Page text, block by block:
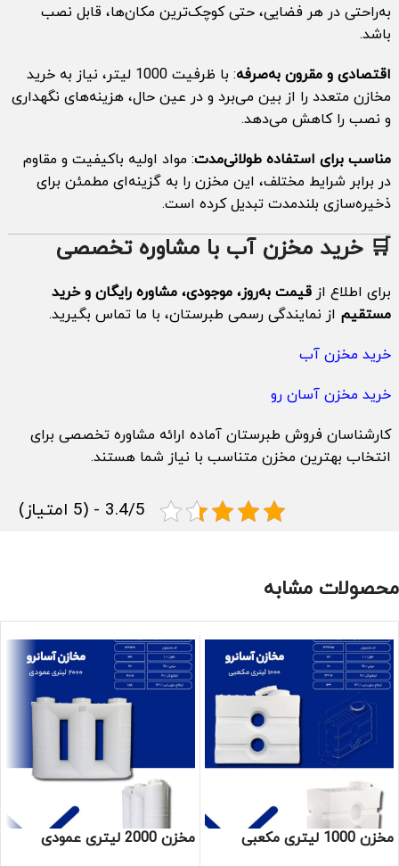
به‌راحتی در هر فضایی، حتی کوچک‌ترین مکان‌ها، قابل نصب
باشد.
اقتصادی و مقرون به‌صرفه
: با ظرفیت 1000 لیتر، نیاز به خرید
مخازن متعدد را از بین می‌برد و در عین حال، هزینه‌های نگهداری
و نصب را کاهش می‌دهد.
مناسب برای استفاده طولانی‌مدت: مواد اولیه باکیفیت و مقاوم
در برابر شرایط مختلف، این مخزن را به گزینه‌ای مطمئن برای
ذخیره‌سازی بلندمدت تبدیل کرده است.
🛒 خرید مخزن آب با مشاوره تخصصی
برای اطلاع از قیمت به‌روز، موجودی، مشاوره رایگان و خرید
مستقیم از نمایندگی رسمی طبرستان، با ما تماس بگیرید.
خرید مخزن آب
خرید مخزن آسان رو
کارشناسان فروش طبرستان آماده ارائه مشاوره تخصصی برای
انتخاب بهترین مخزن متناسب با نیاز شما هستند.
3.4/5 - (5 امتیاز)
محصولات مشابه
مخزن 1000 لیتری مکعبی
مخزن 2000 لیتری عمودی